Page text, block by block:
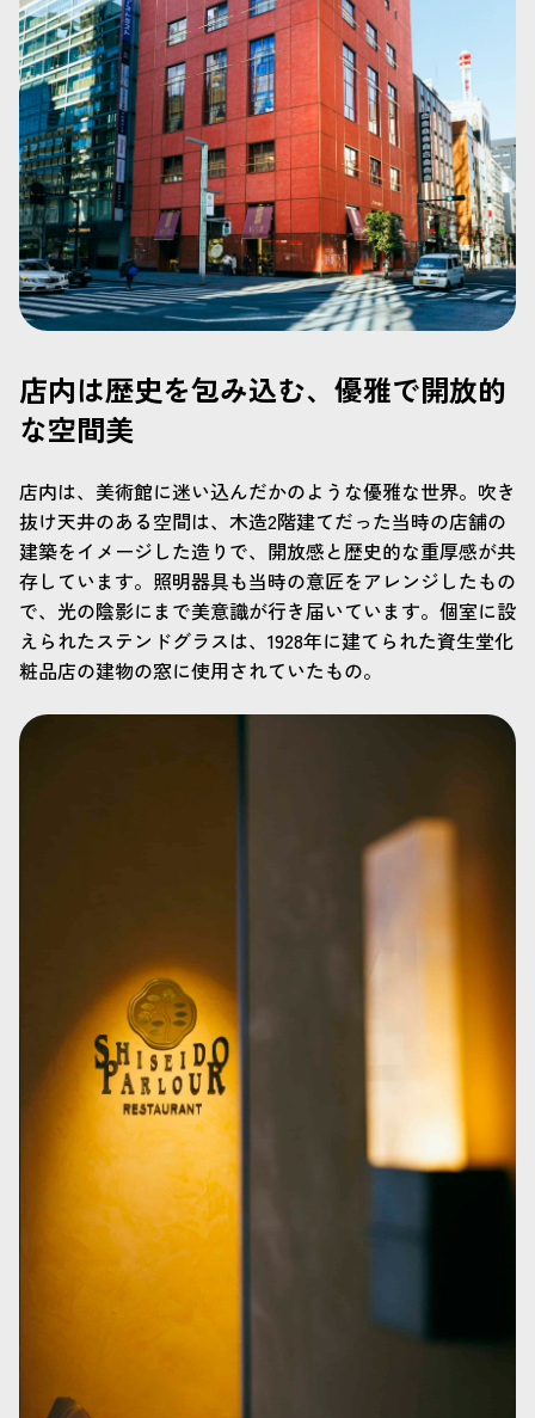
店内は歴史を包み込む、優雅で開放的
な空間美
店内は、美術館に迷い込んだかのような優雅な世界。吹き
抜け天井のある空間は、木造2階建てだった当時の店舗の
建築をイメージした造りで、開放感と歴史的な重厚感が共
存しています。照明器具も当時の意匠をアレンジしたもの
で、光の陰影にまで美意識が行き届いています。個室に設
えられたステンドグラスは、1928年に建てられた資生堂化
粧品店の建物の窓に使用されていたもの。